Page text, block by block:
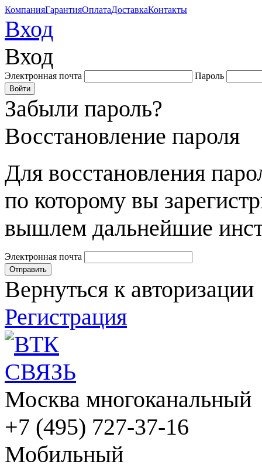
КомпанияГарантияОплатаДоставкаКонтакты
Вход
Вход
Электронная почта Пароль
Забыли пароль?
Восстановление пароля
Для восстановления
по которому вы
вышлем дальнейшие
Электронная почта
Вернуться к авторизации
Регистрация
Москва многоканальный
+7 (495) 727-37-16
Мобильный